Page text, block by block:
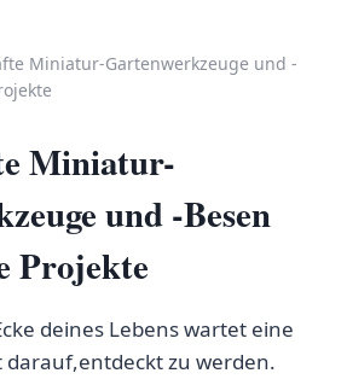
Miniatur-Gartenwerkzeuge und -
Miniatur-
und -Besen
Projekte
deines Lebens wartet eine
⁣zu werden.